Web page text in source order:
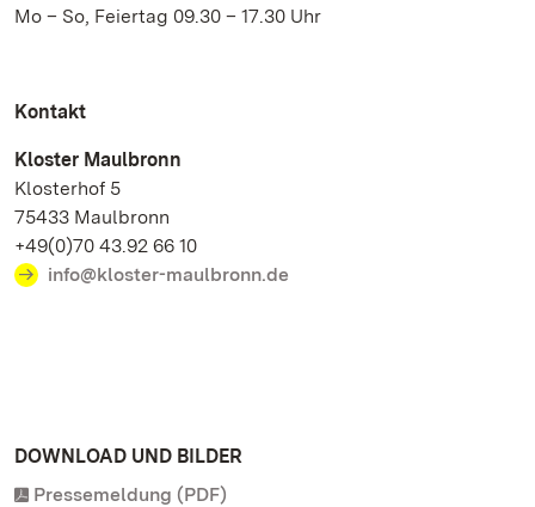
Mo – So, Feiertag 09.30 – 17.30 Uhr
Kontakt
Kloster Maulbronn
Klosterhof 5
75433 Maulbronn
+49(0)70 43.92 66 10
info@kloster-maulbronn.de
DOWNLOAD UND BILDER
Pressemeldung (PDF)